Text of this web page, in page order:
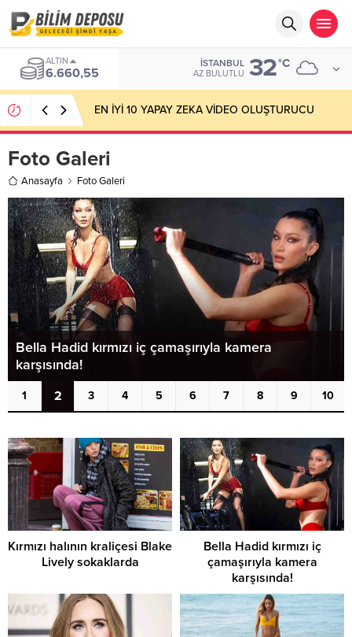
ALTIN
6.660,55
İSTANBUL
AZ BULUTLU 32°C
EN İYİ 10 YAPAY ZEKA VİDEO OLUŞTURUCU
Foto Galeri
Anasayfa Foto Galeri
Bella Hadid kırmızı iç çamaşırıyla kamera
karşısında!
1 2 3 4 5 6 7 8 9 10
Kırmızı halının kraliçesi Blake
Lively sokaklarda
Bella Hadid kırmızı iç
çamaşırıyla kamera
karşısında!